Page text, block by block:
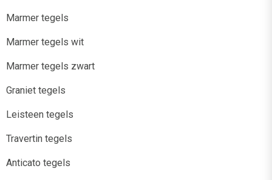
Marmer tegels
Marmer tegels wit
Marmer tegels zwart
Graniet tegels
Leisteen tegels
Travertin tegels
Anticato tegels